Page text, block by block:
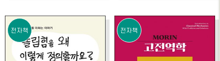
전자책 전자책